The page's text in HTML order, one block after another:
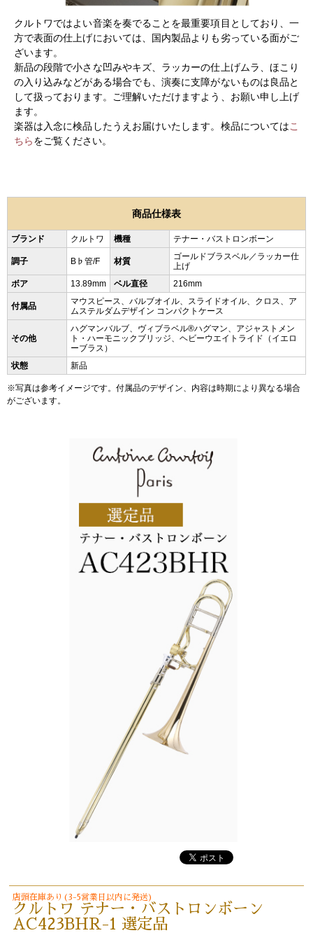
クルトワではよい音楽を奏でることを最重要項目としており、一
方で表面の仕上げにおいては、国内製品よりも劣っている面がご
ざいます。
新品の段階で小さな凹みやキズ、ラッカーの仕上げムラ、ほこり
の入り込みなどがある場合でも、演奏に支障がないものは良品と
して扱っております。ご理解いただけますよう、お願い申し上げ
ます。
楽器は入念に検品したうえお届けいたします。検品についてはこ
ちらをご覧ください。
商品仕様表
ブランド クルトワ 機種 テナー・バストロンボーン
調子 B♭管/F 材質
ゴールドブラスベル／ラッカー仕
上げ
ボア
13.89mm ベル直径 216mm
付属品
マウスピース、バルブオイル、スライドオイル、クロス、ア
ムステルダムデザイン コンパクトケース
その他
ハグマンバルブ、ヴィブラベル®ハグマン、アジャストメン
ト・ハーモニックブリッジ、ヘビーウエイトライド（イエロ
ーブラス）
状態
新品
※写真は参考イメージです。付属品のデザイン、内容は時期により異なる場合
がございます。
店頭在庫あり(3-5営業日以内に発送)
クルトワ テナー・バストロンボーン
AC423BHR-1 選定品